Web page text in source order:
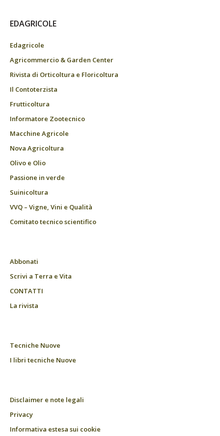
EDAGRICOLE
Edagricole
Agricommercio & Garden Center
Rivista di Orticoltura e Floricoltura
Il Contoterzista
Frutticoltura
Informatore Zootecnico
Macchine Agricole
Nova Agricoltura
Olivo e Olio
Passione in verde
Suinicoltura
VVQ – Vigne, Vini e Qualità
Comitato tecnico scientifico
Abbonati
Scrivi a Terra e Vita
CONTATTI
La rivista
Tecniche Nuove
I libri tecniche Nuove
Disclaimer e note legali
Privacy
Informativa estesa sui cookie